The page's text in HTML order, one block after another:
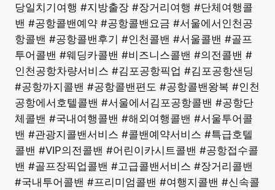
당일치기여행 #지방출장 #장거리여행 #단체여행콜
밴 #공항콜밴예약 #공항콜밴요금 #서울에서인천공
항콜밴 #공항콜밴후기 #인천콜밴 #서울콜밴 #골프
투어콜밴 #웨딩카콜밴 #비즈니스콜밴 #의전콜밴 #
인천공항차량서비스 #김포공항픽업 #김포공항샌딩
#공항까지콜밴 #공항콜밴편도 #공항콜밴왕복 #인천
공항에서호텔콜밴 #서울에서김포공항콜밴 #공항단
체콜밴 #국내여행콜밴 #해외여행콜밴 #서울투어콜
밴 #관광지콜밴서비스 #콜밴예약서비스 #특급호텔
콜밴 #VIP의전콜밴 #어린이카시트콜밴 #공항접수콜
밴 #골프장픽업콜밴 #고급콜밴서비스 #장거리콜밴
#국내투어콜밴 #프리미엄콜밴 #여행지콜밴 #신속콜